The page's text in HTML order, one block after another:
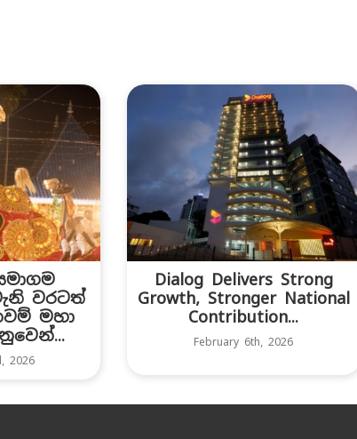
වරටත්
මහා
2026
Dialog Delivers Strong
Growth, Stronger National
Contribution...
February 6th, 2026